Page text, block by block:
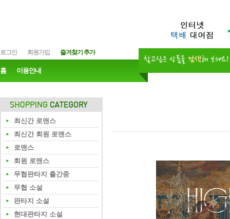
로그인 회원가입 즐겨찾기 추가
홈 이용안내
최신간 로맨스
최신간 회원 로맨스
로맨스
회원 로맨스
무협판타지 출간중
무협 소설
판타지 소설
현대판타지 소설